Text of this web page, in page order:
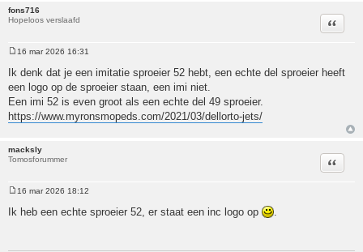
fons716
Hopeloos verslaafd
Citeer
16 mar 2026 16:31
Ik denk dat je een imitatie sproeier 52 hebt, een echte del sproeier heeft
een logo op de sproeier staan, een imi niet.
Een imi 52 is even groot als een echte del 49 sproeier.
https://www.myronsmopeds.com/2021/03/dellorto-jets/
macksly
Tomosforummer
Citeer
16 mar 2026 18:12
Ik heb een echte sproeier 52, er staat een inc logo op